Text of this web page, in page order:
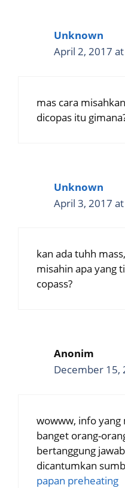
Unknown
April 2, 2017
mas cara
dicopas itu
Unknown
April 3, 2017
kan ada tuhh
misahin apa yang
copass?
Anonim
December 15,
wowww, info yang
banget orang-
bertanggung
dicantumkan
papan preheating